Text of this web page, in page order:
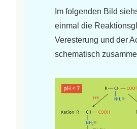
Im folgenden Bild
einmal die
Veresterung und der
schematisch